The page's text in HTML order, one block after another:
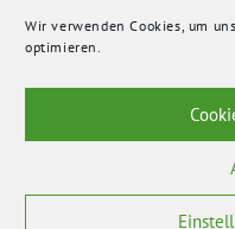
Wir verwenden Cookies, um
optimieren.